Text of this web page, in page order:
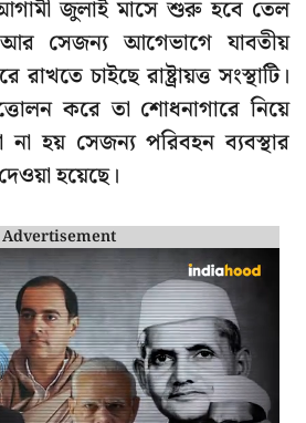
জুলাই মাসে শুরু হবে তেল
সেজন্য আগেভাগে যাবতীয়
চাইছে রাষ্ট্রায়ত্ত সংস্থাটি।
করে তা শোধনাগারে নিয়ে
হয় সেজন্য পরিবহন ব্যবস্থার
হয়েছে।
Advertisement